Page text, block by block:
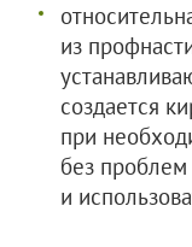
из
создается
при
без
и